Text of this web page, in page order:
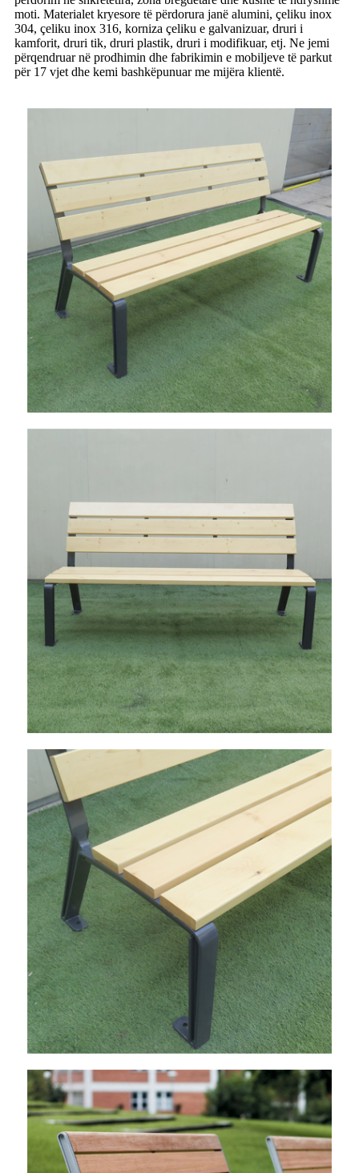
moti. Materialet kryesore të përdorura janë alumini, çeliku inox
304, çeliku inox 316, korniza çeliku e galvanizuar, druri i
kamforit, druri tik, druri plastik, druri i modifikuar, etj. Ne jemi
përqendruar në prodhimin dhe fabrikimin e mobiljeve të parkut
për 17 vjet dhe kemi bashkëpunuar me mijëra klientë.